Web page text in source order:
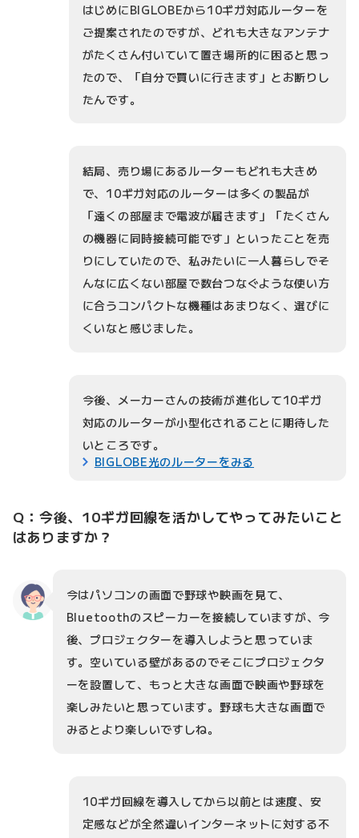
はじめにBIGLOBEから10ギガ対応ルーターを
ご提案されたのですが、どれも大きなアンテナ
がたくさん付いていて置き場所的に困ると思っ
たので、「自分で買いに行きます」とお断りし
たんです。
結局、売り場にあるルーターもどれも大きめ
で、10ギガ対応のルーターは多くの製品が
「遠くの部屋まで電波が届きます」「たくさん
の機器に同時接続可能です」といったことを売
りにしていたので、私みたいに一人暮らしでそ
んなに広くない部屋で数台つなぐような使い方
に合うコンパクトな機種はあまりなく、選びに
くいなと感じました。
今後、メーカーさんの技術が進化して10ギガ
対応のルーターが小型化されることに期待した
いところです。
BIGLOBE光のルーターをみる
Q：今後、10ギガ回線を活かしてやってみたいこと
はありますか？
今はパソコンの画面で野球や映画を見て、
Bluetoothのスピーカーを接続していますが、今
後、プロジェクターを導入しようと思っていま
す。空いている壁があるのでそこにプロジェクタ
ーを設置して、もっと大きな画面で映画や野球を
楽しみたいと思っています。野球も大きな画面で
みるとより楽しいですしね。
10ギガ回線を導入してから以前とは速度、安
定感などが全然違いインターネットに対する不